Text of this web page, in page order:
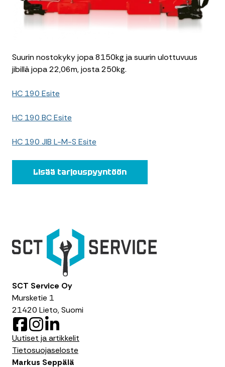
Suurin nostokyky jopa 8150kg ja suurin ulottuvuus
jibillä jopa 22,06m, josta 250kg.
HC 190 Esite
HC 190 BC Esite
HC 190 JIB L-M-S Esite
Lisää tarjouspyyntöön
SCT Service Oy
Mursketie 1
21420 Lieto, Suomi
F
a
e
n
s
t
i
n
k
Uutiset ja artikkelit
Tietosuojaseloste
Markus Seppälä